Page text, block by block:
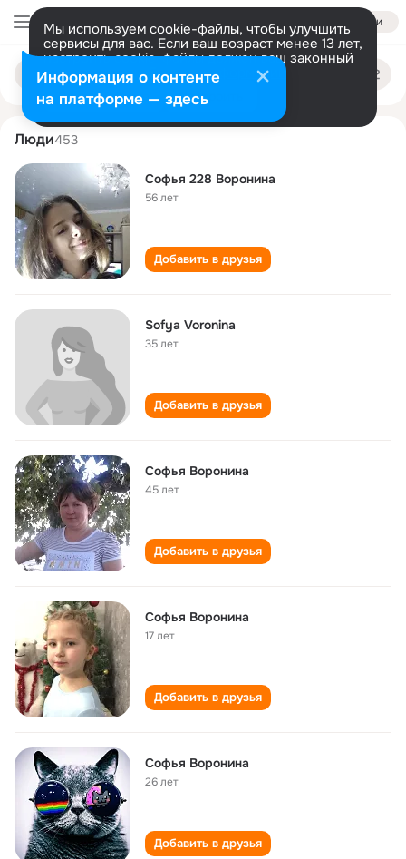
Войти
Мы используем cookie-файлы, чтобы улучшить
сервисы для вас. Если ваш возраст менее 13 лет,
настроить cookie-файлы должен ваш законный
представитель. Больше информации
Разрешить все Настроить
Поиск
людям
sofya voronina
Люди453
Софья 228 Воронина
56 лет
Добавить в друзья
Sofya Voronina
35 лет
Добавить в друзья
Софья Воронина
45 лет
Добавить в друзья
Софья Воронина
17 лет
Добавить в друзья
Софья Воронина
26 лет
Добавить в друзья
Информация о контенте
на платформе — здесь